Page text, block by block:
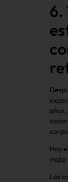
6.
Hoy
Las